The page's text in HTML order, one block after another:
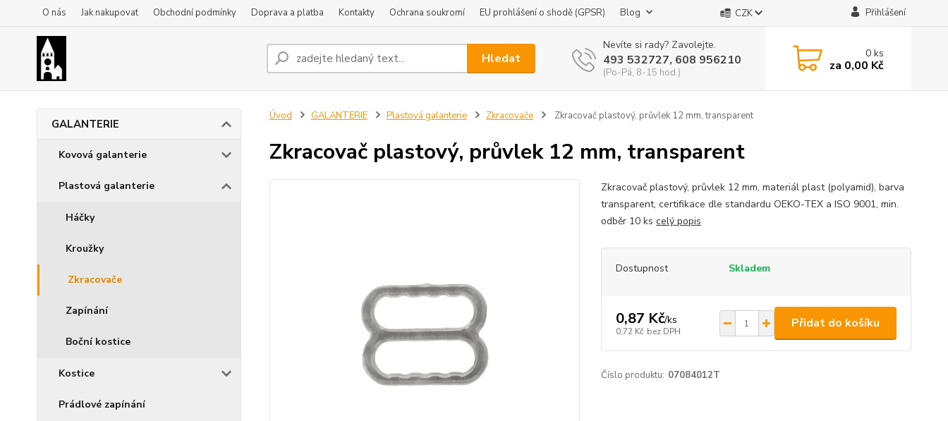
O nás Jak nakupovat Obchodní podmínky Doprava a platba Kontakty Ochrana soukromí EU prohlášení o shodě (GPSR) Blog CZK Přihlášení
Hledat
Nevíte si rady? Zavolejte.
493 532727, 608 956210
(Po-Pá, 8-15 hod.)
0ks
za 0,00 Kč
GALANTERIE
Kovová galanterie
Plastová galanterie
Háčky
Kroužky
Zkracovače
Zapínání
Boční kostice
Kostice
Prádlové zapínání
Úvod GALANTERIE Plastová galanterie Zkracovače Zkracovač plastový, průvlek 12 mm, transparent
Zkracovač plastový, průvlek 12 mm, transparent
Zkracovač plastový, průvlek 12 mm, materiál plast (polyamid), barva
transparent, certifikace dle standardu OEKO-TEX a ISO 9001, min.
odběr 10 ks celý popis
Dostupnost Skladem
0,87 Kč/ks
0,72 Kč bez DPH
Přidat do košíku
Číslo produktu: 07084012T